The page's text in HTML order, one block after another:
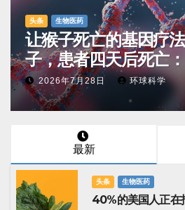
头条 生物医药
让猴子死亡的基因疗
子，患者四天后死亡
让基因治疗领域停滞
2026年7月28日 环球科学
最新
头条 生物医药
40%的美国人正在